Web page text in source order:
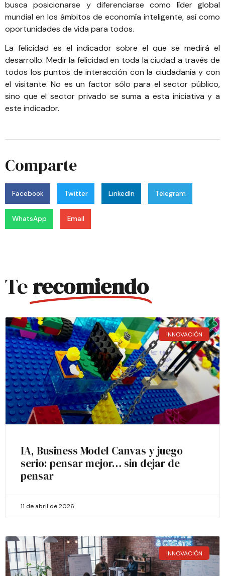
busca posicionarse y diferenciarse como líder global
mundial en los ámbitos de economía inteligente, así como
oportunidades de vida para todos.
La felicidad es el indicador sobre el que se medirá el
desarrollo. Medir la felicidad en toda la ciudad a través de
todos los puntos de interacción con la ciudadanía y con
el visitante. No es un factor sólo para el sector público,
sino que el sector privado se suma a esta iniciativa y a
este indicador.
Comparte
Facebook Twitter LinkedIn Telegram
WhatsApp Email
Terecomiendo
INNOVACIÓN
IA, Business Model Canvas y juego
serio: pensar mejor… sin dejar de
pensar
11 de abril de 2026
INNOVACIÓN